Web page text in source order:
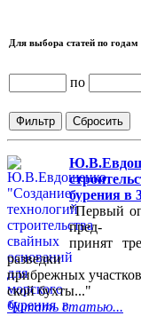
Для выбора статей по годам
по
бурения в
"Первый
пред-
принят
разведки
прибрежных
ской бухты..."
Читать статью...